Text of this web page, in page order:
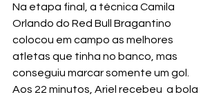
Na etapa final, a técnica Camila
Orlando do Red Bull Bragantino
colocou em campo as melhores
atletas que tinha no banco, mas
conseguiu marcar somente um gol.
Aos 22 minutos, Ariel recebeu  a bola